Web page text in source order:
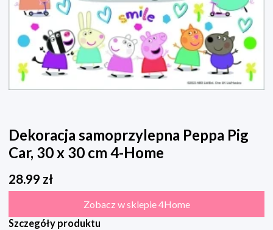
Dekoracja samoprzylepna Peppa Pig
Car, 30 x 30 cm 4-Home
28.99 zł
Zobacz w sklepie 4Home
Szczegóły produktu